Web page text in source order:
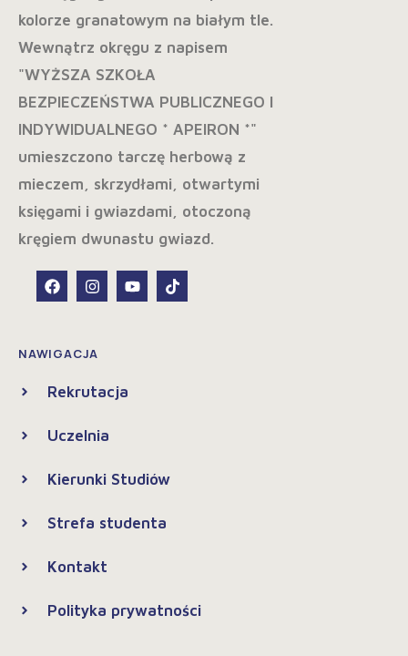
NAWIGACJA
Rekrutacja
Uczelnia
Kierunki Studiów
Strefa studenta
Kontakt
Polityka prywatności